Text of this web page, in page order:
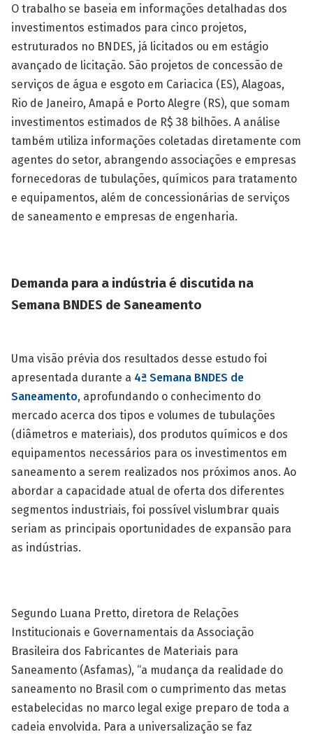
O trabalho se baseia em informações detalhadas dos
investimentos estimados para cinco projetos,
estruturados no BNDES, já licitados ou em estágio
avançado de licitação. São projetos de concessão de
serviços de água e esgoto em Cariacica (ES), Alagoas,
Rio de Janeiro, Amapá e Porto Alegre (RS), que somam
investimentos estimados de R$ 38 bilhões. A análise
também utiliza informações coletadas diretamente com
agentes do setor, abrangendo associações e empresas
fornecedoras de tubulações, químicos para tratamento
e equipamentos, além de concessionárias de serviços
de saneamento e empresas de engenharia.
Demanda para a indústria é discutida na
Semana BNDES de Saneamento
Uma visão prévia dos resultados desse estudo foi
apresentada durante a 4ª Semana BNDES de
Saneamento, aprofundando o conhecimento do
mercado acerca dos tipos e volumes de tubulações
(diâmetros e materiais), dos produtos químicos e dos
equipamentos necessários para os investimentos em
saneamento a serem realizados nos próximos anos. Ao
abordar a capacidade atual de oferta dos diferentes
segmentos industriais, foi possível vislumbrar quais
seriam as principais oportunidades de expansão para
as indústrias.
Segundo Luana Pretto, diretora de Relações
Institucionais e Governamentais da Associação
Brasileira dos Fabricantes de Materiais para
Saneamento (Asfamas), “a mudança da realidade do
saneamento no Brasil com o cumprimento das metas
estabelecidas no marco legal exige preparo de toda a
cadeia envolvida. Para a universalização se faz